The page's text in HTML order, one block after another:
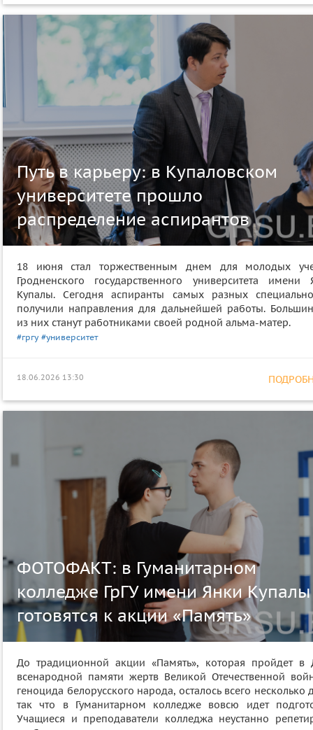
Путь в карьеру: в Купаловском
университете прошло
распределение аспирантов
18 июня стал торжественным днем для молодых
Гродненского государственного университета имени
Купалы. Сегодня аспиранты самых разных
получили направления для дальнейшей работы.
из них станут работниками своей родной альма-матер.
#гргу #университет
18.06.2026 13:30
ФОТОФАКТ: в Гуманитарном
колледже ГрГУ имени Янки Купалы
готовятся к акции «Память»
До традиционной акции «Память», которая пройдет в
всенародной памяти жертв Великой Отечественной
геноцида белорусского народа, осталось всего несколько
так что в Гуманитарном колледже вовсю идет
Учащиеся и преподаватели колледжа неустанно